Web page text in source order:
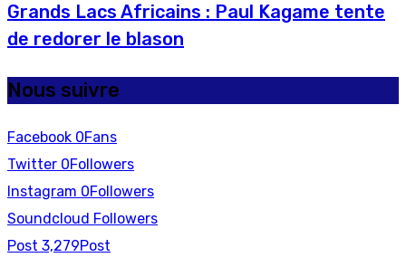
Grands Lacs Africains : Paul Kagame tente
de redorer le blason
Nous suivre
Facebook 0Fans
Twitter 0Followers
Instagram 0Followers
Soundcloud Followers
Post 3,279Post